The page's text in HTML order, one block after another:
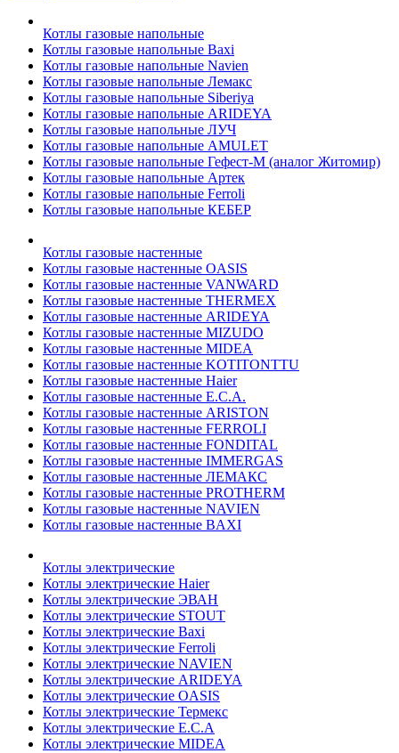
Котлы газовые напольные
Котлы газовые напольные Baxi
Котлы газовые напольные Navien
Котлы газовые напольные Лемакс
Котлы газовые напольные Siberiya
Котлы газовые напольные ARIDEYA
Котлы газовые напольные ЛУЧ
Котлы газовые напольные AMULET
Котлы газовые напольные Гефест-М (аналог Житомир)
Котлы газовые напольные Артек
Котлы газовые напольные Ferroli
Котлы газовые напольные КЕБЕР
Котлы газовые настенные
Котлы газовые настенные OASIS
Котлы газовые настенные VANWARD
Котлы газовые настенные THERMEX
Котлы газовые настенные ARIDEYA
Котлы газовые настенные MIZUDO
Котлы газовые настенные MIDEA
Котлы газовые настенные KOTITONTTU
Котлы газовые настенные Haier
Котлы газовые настенные E.C.A.
Котлы газовые настенные ARISTON
Котлы газовые настенные FERROLI
Котлы газовые настенные FONDITAL
Котлы газовые настенные IMMERGAS
Котлы газовые настенные ЛЕМАКС
Котлы газовые настенные PROTHERM
Котлы газовые настенные NAVIEN
Котлы газовые настенные BAXI
Котлы электрические
Котлы электрические Haier
Котлы электрические ЭВАН
Котлы электрические STOUT
Котлы электрические Baxi
Котлы электрические Ferroli
Котлы электрические NAVIEN
Котлы электрические ARIDEYA
Котлы электрические OASIS
Котлы электрические Термекс
Котлы электрические E.C.A
Котлы электрические MIDEA